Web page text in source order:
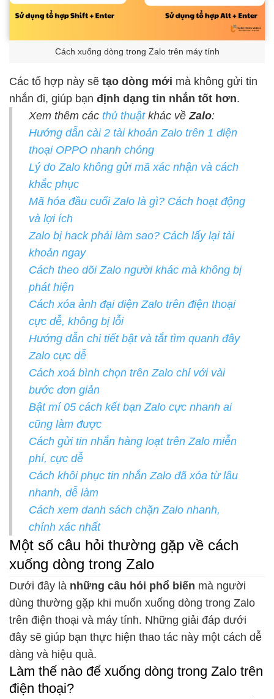
Cách xuống dòng trong Zalo trên máy tính
Các tổ hợp này sẽ tạo dòng mới mà không gửi tin
nhắn đi, giúp bạn định dạng tin nhắn tốt hơn.
Xem thêm các thủ thuậtkhác vềZalo:
Hướng dẫn cài 2 tài khoản Zalo trên 1 điện
thoại OPPO nhanh chóng
Lý do Zalo không gửi mã xác nhận và cách
khắc phục
Mã hóa đầu cuối Zalo là gì? Cách hoạt động
và lợi ích
Zalo bị hack phải làm sao? Cách lấy lại tài
khoản ngay
Cách theo dõi Zalo người khác mà không bị
phát hiện
Cách xóa ảnh đại diện Zalo trên điện thoại
cực dễ, không bị lỗi
Hướng dẫn chi tiết bật và tắt tìm quanh đây
Zalo cực dễ
Cách xoá bình chọn trên Zalo chỉ với vài
bước đơn giản
Bật mí 05 cách kết bạn Zalo cực nhanh ai
cũng làm được
Cách gửi tin nhắn hàng loạt trên Zalo miễn
phí, cực dễ
Cách khôi phục tin nhắn Zalo đã xóa từ lâu
nhanh, dễ làm
Cách xem danh sách chặn Zalo nhanh,
chính xác nhất
Một số câu hỏi thường gặp về cách
xuống dòng trong Zalo
Dưới đây là những câu hỏi phổ biến mà người
dùng thường gặp khi muốn xuống dòng trong Zalo
trên điện thoại và máy tính. Những giải đáp dưới
đây sẽ giúp bạn thực hiện thao tác này một cách dễ
dàng và hiệu quả.
Làm thế nào để xuống dòng trong Zalo trên
điện thoại?